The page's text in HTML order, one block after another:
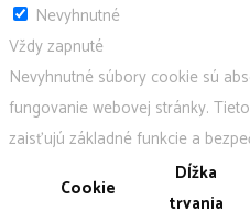
Nevyhnutné
Vždy zapnuté
Nevyhnutné súbory cookie sú
fungovanie webovej stránky.
zaisťujú základné funkcie a
Cookie
Dĺžka
trvania